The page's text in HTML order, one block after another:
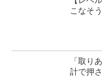
こなそう
「取り
計で押